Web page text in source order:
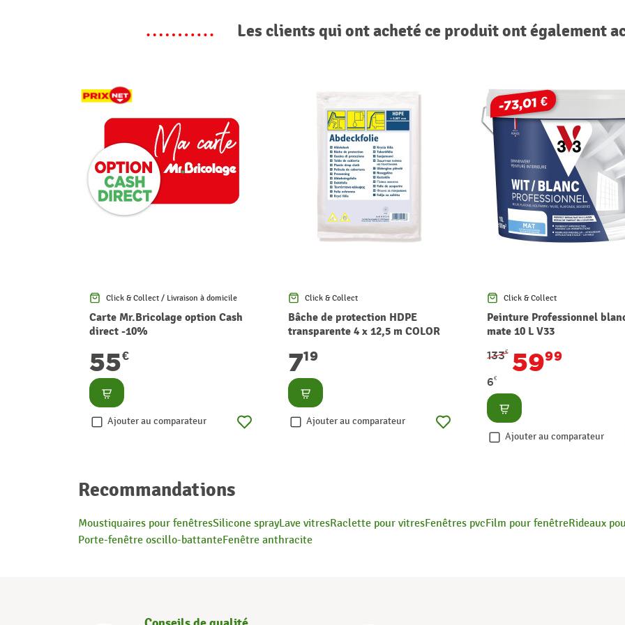
Les clients qui ont acheté ce produit ont également
Click & Collect / Livraison à domicile
Carte Mr.Bricolage option Cash
direct -10%
55€
Consulter
Ajouter au comparateur
Click & Collect
Bâche de protection HDPE
transparente 4 x 12,5 m COLOR
719
Consulter
Ajouter au comparateur
-73,01 €
Click & Collect
Peinture Professionnel
mate 10 L V33
133€ 5999
6€
Consulter
Ajouter au comparateur
Recommandations
Moustiquaires pour fenêtresSilicone sprayLave vitresRaclette pour vitresFenêtres pvcFilm pour fenêtreRideaux
Porte-fenêtre oscillo-battanteFenêtre anthracite